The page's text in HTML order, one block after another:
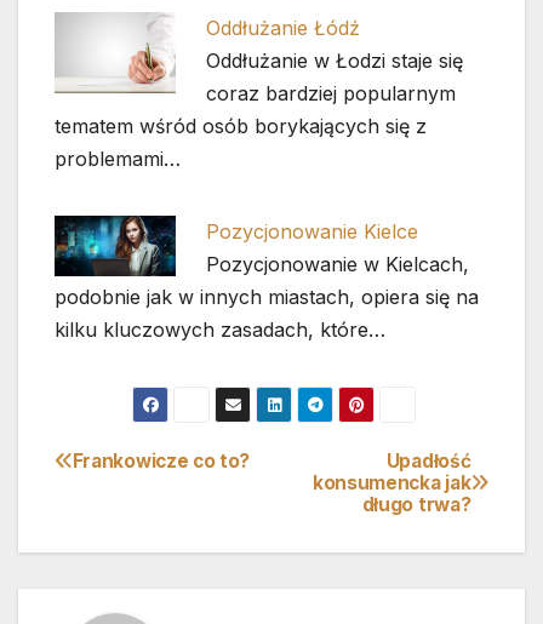
Oddłużanie Łódź
Oddłużanie w Łodzi staje się
coraz bardziej popularnym
tematem wśród osób borykających się z
problemami…
Pozycjonowanie Kielce
Pozycjonowanie w Kielcach,
podobnie jak w innych miastach, opiera się na
kilku kluczowych zasadach, które…
Nawigacja
Upadłość
konsumencka jak
długo trwa?
Frankowicze co to?